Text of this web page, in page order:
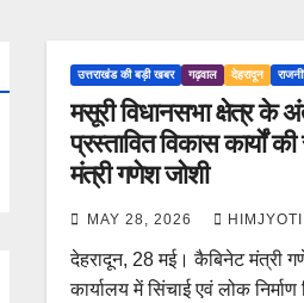
उत्तराखंड की बड़ी खबर गढ़वाल देहरादून
मसूरी विधानसभा क्षेत्र के
प्रस्तावित विकास कार्यों
मंत्री गणेश जोशी
MAY 28, 2026 HIMJYOTI
देहरादून, 28 मई। कैबिनेट मंत्री
कार्यालय में सिंचाई एवं लोक